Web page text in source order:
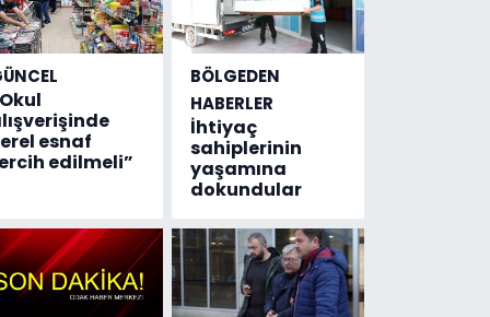
esnaf
edilmeli”
BÖLGEDEN
HABERLER
İhtiyaç
sahiplerinin
yaşamına
dokundular